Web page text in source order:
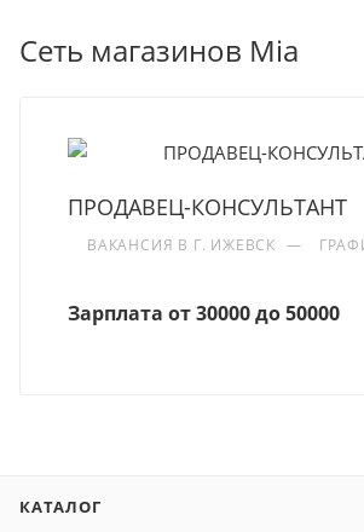
Сеть магазинов Mia
ПРОДАВЕЦ-КОНСУЛЬТАНТ
ВАКАНСИЯ В Г. ИЖЕВСК —
Зарплата от 30000 до 50000
КАТАЛОГ